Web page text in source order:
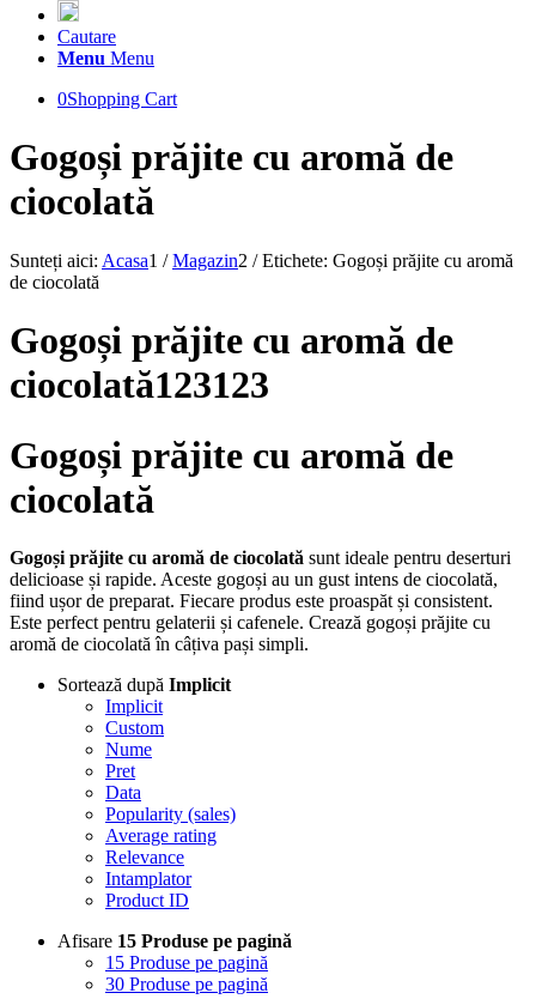
Cautare
Menu Menu
0Shopping Cart
Gogoși prăjite cu aromă de
ciocolată
Sunteți aici: Acasa1 / Magazin2 / Etichete: Gogoși prăjite cu aromă
de ciocolată
Gogoși prăjite cu aromă de
ciocolată123123
Gogoși prăjite cu aromă de
ciocolată
Gogoși prăjite cu aromă de ciocolată sunt ideale pentru deserturi
delicioase și rapide. Aceste gogoși au un gust intens de ciocolată,
fiind ușor de preparat. Fiecare produs este proaspăt și consistent.
Este perfect pentru gelaterii și cafenele. Crează gogoși prăjite cu
aromă de ciocolată în câțiva pași simpli.
Sortează după Implicit
Implicit
Custom
Nume
Pret
Data
Popularity (sales)
Average rating
Relevance
Intamplator
Product ID
Afisare 15 Produse pe pagină
15 Produse pe pagină
30 Produse pe pagină